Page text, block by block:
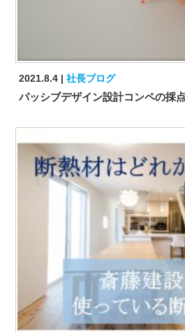
2021.8.4 社長ブログ
パッシブデザイン設計コンペの採